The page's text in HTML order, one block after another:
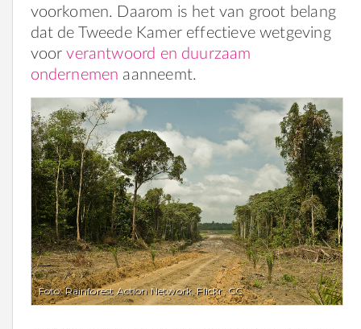
voorkomen. Daarom is het van groot belang
dat de Tweede Kamer effectieve wetgeving
voorverantwoord en duurzaam
ondernemen aanneemt.
Foto: Rainforest Action Network, Flickr, CC